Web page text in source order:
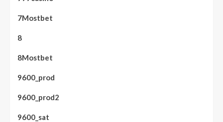
7Mostbet
8
8Mostbet
9600_prod
9600_prod2
9600_sat